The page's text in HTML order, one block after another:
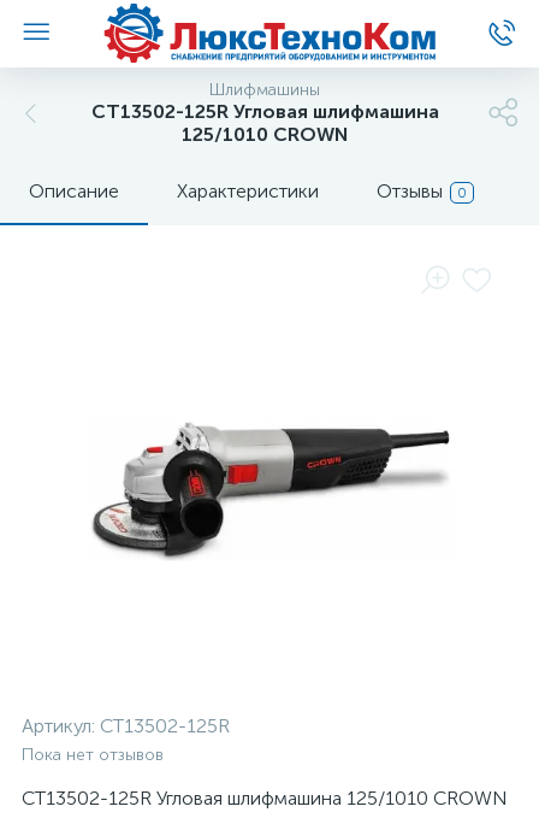
Шлифмашины
CT13502-125R Угловая шлифмашина
125/1010 CROWN
Описание Характеристики Отзывы 0
Артикул: CT13502-125R
Пока нет отзывов
CT13502-125R Угловая шлифмашина 125/1010 CROWN